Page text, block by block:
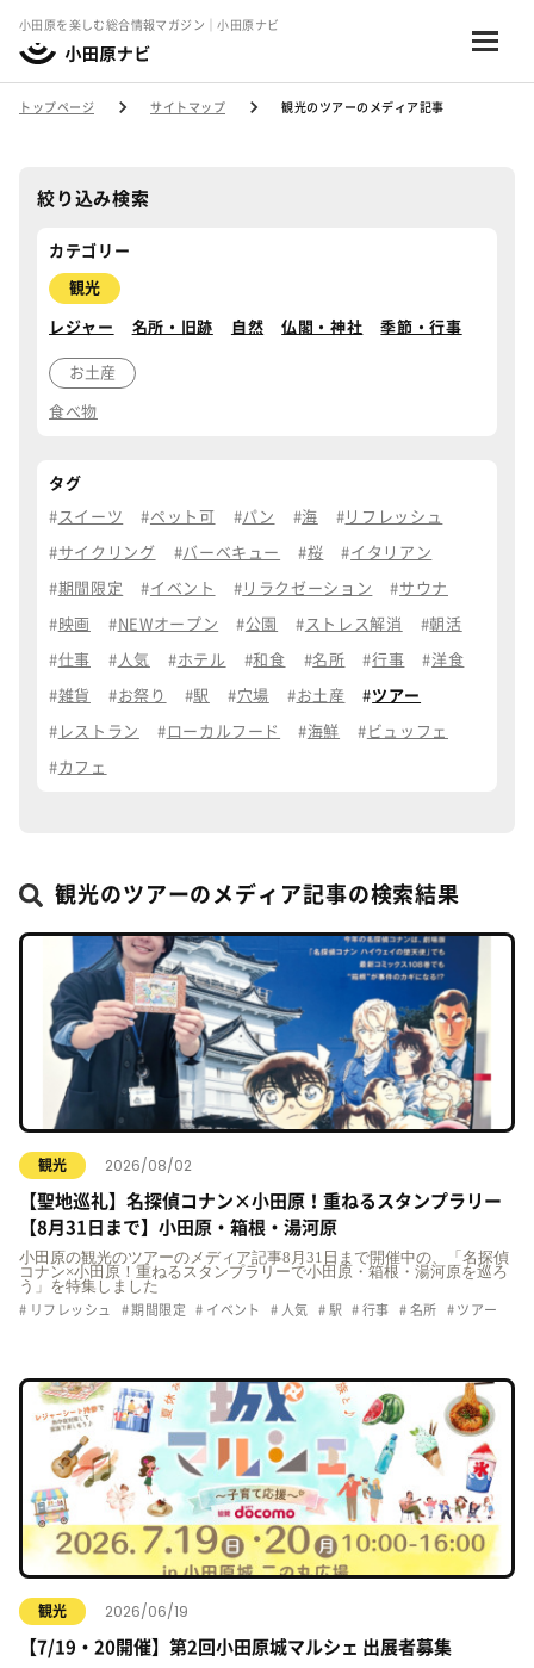
小田原を楽しむ総合情報マガジン｜小田原ナビ
トップページ サイトマップ 観光のツアーのメディア記事
絞り込み検索
カテゴリー
観光
レジャー 名所・旧跡 自然 仏閣・神社 季節・行事
お土産
食べ物
タグ
スイーツ ペット可 パン 海 リフレッシュ
サイクリング バーベキュー 桜 イタリアン
期間限定 イベント リラクゼーション サウナ
映画 NEWオープン 公園 ストレス解消 朝活
仕事 人気 ホテル 和食 名所 行事 洋食
雑貨 お祭り 駅 穴場 お土産 ツアー
レストラン ローカルフード 海鮮 ビュッフェ
カフェ
観光のツアーのメディア記事の検索結果
観光 2026/08/02
【聖地巡礼】名探偵コナン×小田原！重ねるスタンプラリー
【8月31日まで】小田原・箱根・湯河原
小田原の観光のツアーのメディア記事8月31日まで開催中の、「名探偵
コナン×小田原！重ねるスタンプラリーで小田原・箱根・湯河原を巡ろ
う」を特集しました
リフレッシュ 期間限定 イベント 人気 駅 行事 名所 ツアー
観光 2026/06/19
【7/19・20開催】第2回小田原城マルシェ 出展者募集